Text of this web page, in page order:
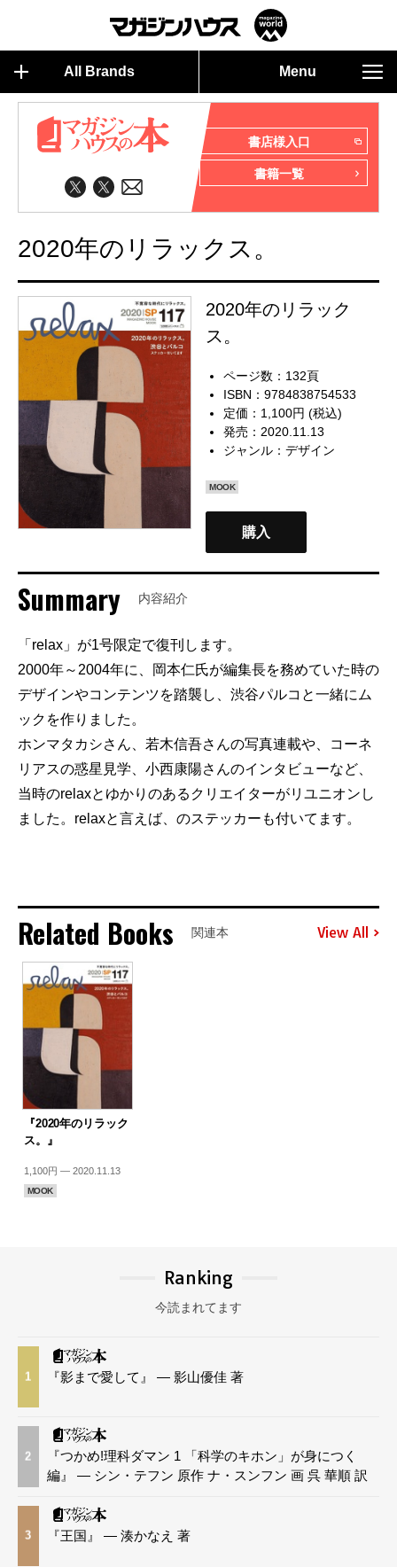
All Brands Menu
書店様入口
書籍一覧
2020年のリラックス。
2020年のリラック
ス。
ページ数：132頁
ISBN：9784838754533
定価：1,100円 (税込)
発売：2020.11.13
ジャンル：デザイン
MOOK
購入
Summary 内容紹介
「relax」が1号限定で復刊します。
2000年～2004年に、岡本仁氏が編集長を務めていた時の
デザインやコンテンツを踏襲し、渋谷パルコと一緒にム
ックを作りました。
ホンマタカシさん、若木信吾さんの写真連載や、コーネ
リアスの惑星見学、小西康陽さんのインタビューなど、
当時のrelaxとゆかりのあるクリエイターがリユニオンし
ました。relaxと言えば、のステッカーも付いてます。
Related Books 関連本 View All
『2020年のリラック
ス。』
1,100円 — 2020.11.13
MOOK
Ranking
今読まれてます
1 『影まで愛して』 — 影山優佳 著
2
『つかめ!理科ダマン 1 「科学のキホン」が身につく
編』 — シン・テフン 原作 ナ・スンフン 画 呉 華順 訳
3 『王国』 — 湊かなえ 著